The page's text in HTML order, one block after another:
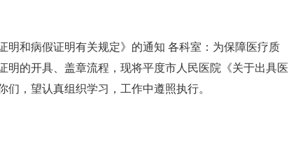
明和病假证明有关规定》的通知 各科室：为保障医疗质
明的开具、盖章流程，现将平度市人民医院《关于出具医
，望认真组织学习，工作中遵照执行。